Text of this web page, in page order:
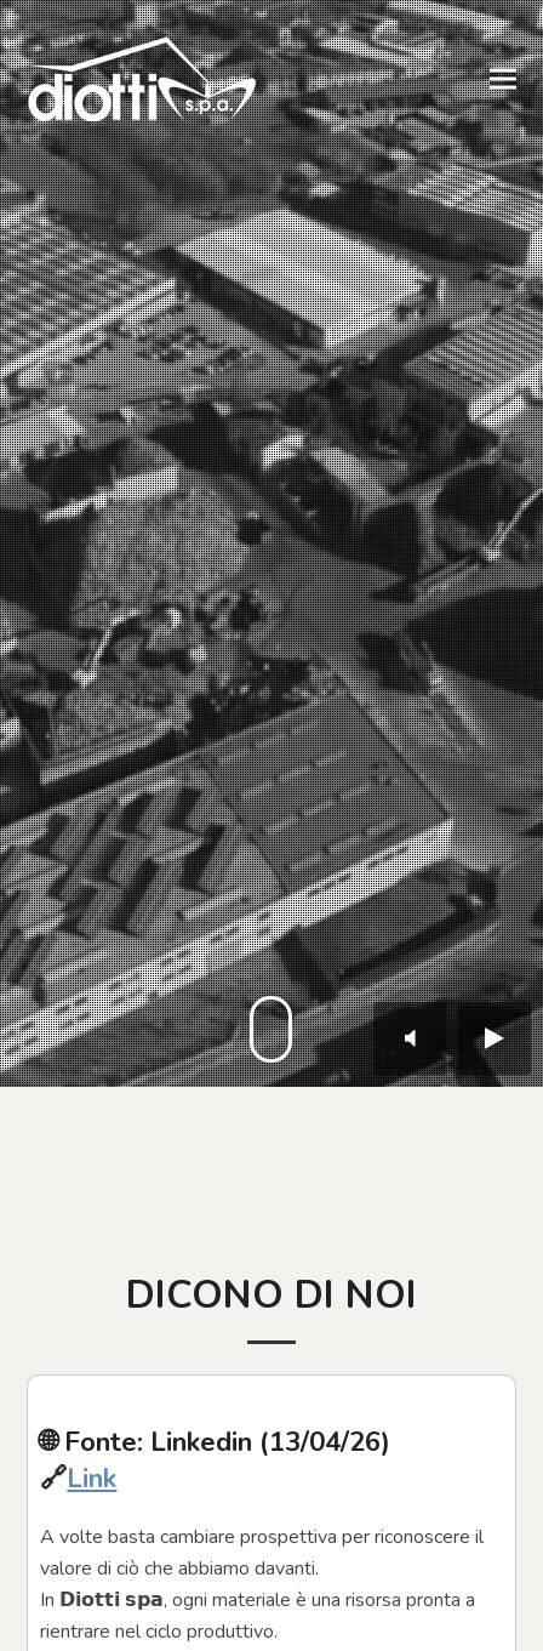
DICONO DI NOI
🌐 Fonte: Linkedin (13/04/26)
🔗Link
A volte basta cambiare prospettiva per riconoscere il
valore di ciò che abbiamo davanti.
In 𝗗𝗶𝗼𝘁𝘁𝗶 𝘀𝗽𝗮, ogni materiale è una risorsa pronta a
rientrare nel ciclo produttivo.